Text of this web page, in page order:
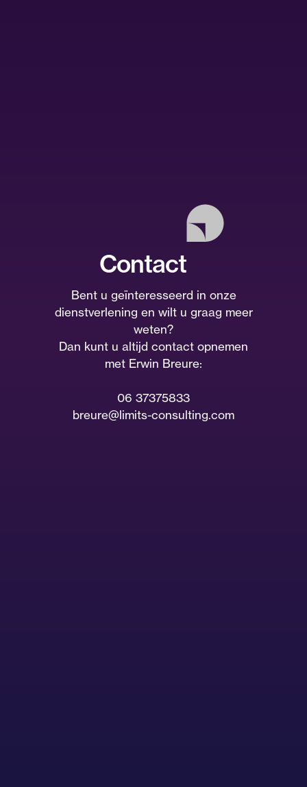
Contact
Bent u geïnteresseerd in onze
dienstverlening en wilt u graag meer
weten?
Dan kunt u altijd contact opnemen
met Erwin Breure:
06 37375833
breure@limits-consulting.com